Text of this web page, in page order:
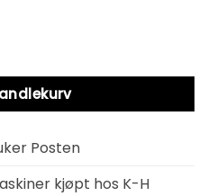
Posten
kjøpt hos K-H